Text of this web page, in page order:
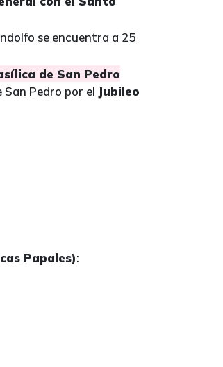
se encuentra a 25
de San Pedro
Pedro por el Jubileo
Papales):